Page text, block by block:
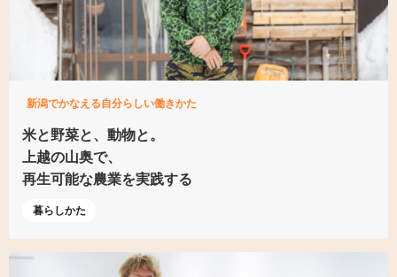
新潟でかなえる自分らしい働きかた
米と野菜と、動物と。
上越の山奥で、
再生可能な農業を実践する
暮らしかた